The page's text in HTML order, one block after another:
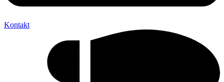
Kontakt